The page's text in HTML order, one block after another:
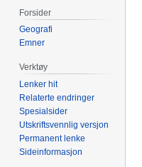
Forsider
Geografi
Emner
Verktøy
Lenker hit
Relaterte endringer
Spesialsider
Utskriftsvennlig versjon
Permanent lenke
Sideinformasjon